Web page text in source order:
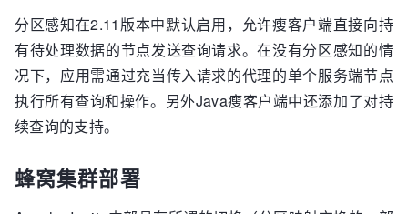
分区感知在2.11版本中默认启用，允许瘦客户端直接向持
有待处理数据的节点发送查询请求。在没有分区感知的情
况下，应用需通过充当传入请求的代理的单个服务端节点
执行所有查询和操作。另外Java瘦客户端中还添加了对持
续查询的支持。
蜂窝集群部署